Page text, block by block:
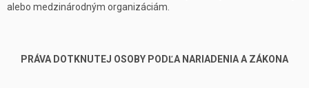
alebo medzinárodným organizáciám.
PRÁVA DOTKNUTEJ OSOBY PODĽA NARIADENIA A ZÁKONA